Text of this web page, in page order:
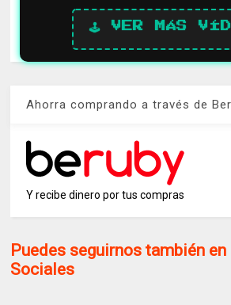
🕹️ VER MÁS
Ahorra comprando a través de
Y recibe dinero por tus compras
Puedes seguirnos también en
Sociales